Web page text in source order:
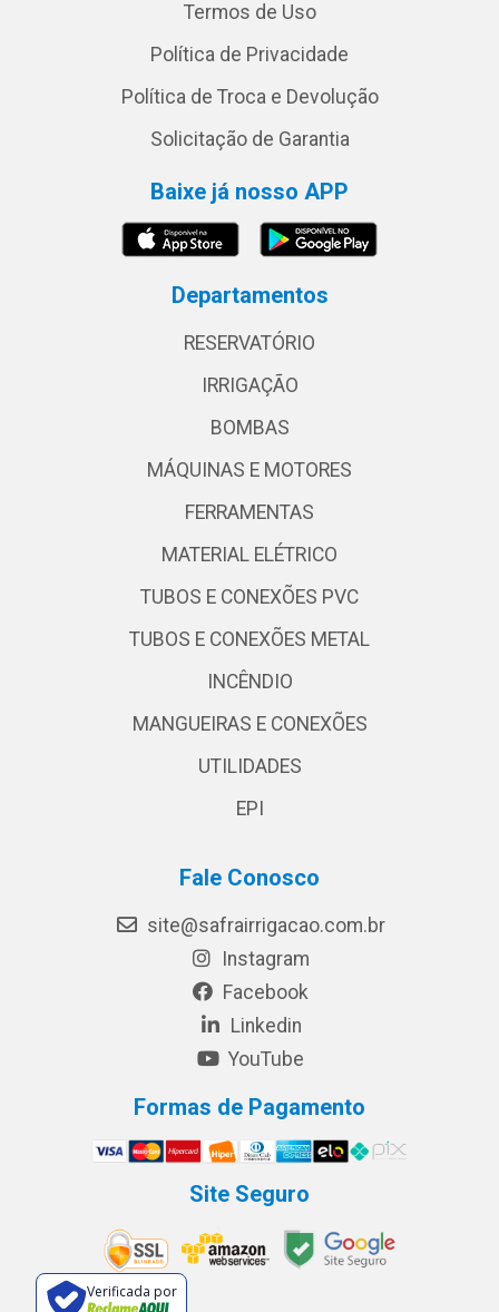
Termos de Uso
Política de Privacidade
Política de Troca e Devolução
Solicitação de Garantia
Baixe já nosso APP
Departamentos
RESERVATÓRIO
IRRIGAÇÃO
BOMBAS
MÁQUINAS E MOTORES
FERRAMENTAS
MATERIAL ELÉTRICO
TUBOS E CONEXÕES PVC
TUBOS E CONEXÕES METAL
INCÊNDIO
MANGUEIRAS E CONEXÕES
UTILIDADES
EPI
Fale Conosco
site@safrairrigacao.com.br
Instagram
Facebook
Linkedin
YouTube
Formas de Pagamento
Site Seguro
Verificada por